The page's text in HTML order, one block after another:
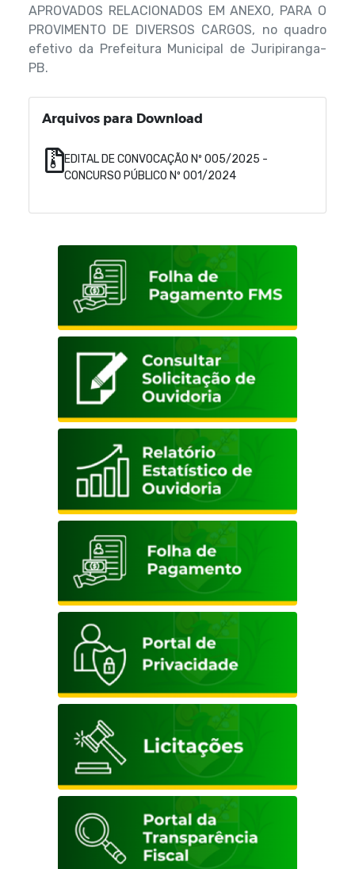
APROVADOS RELACIONADOS EM ANEXO, PARA O
PROVIMENTO DE DIVERSOS CARGOS, no quadro
efetivo da Prefeitura Municipal de Juripiranga-
PB.
Arquivos para Download
EDITAL DE CONVOCAÇÃO Nº 005/2025 -
CONCURSO PÚBLICO Nº 001/2024